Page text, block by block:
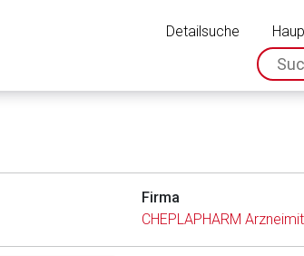
Detailsuche
Firma
CHEPLAPHARM